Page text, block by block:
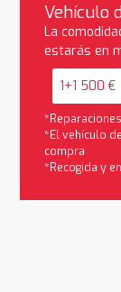
Vehículo
La
estarás en
1+1 500 €
*El vehículo
compra
*Recogida y